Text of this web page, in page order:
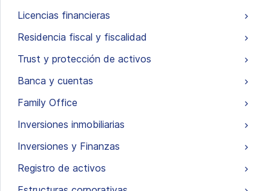
Licencias financieras
Residencia fiscal y fiscalidad
Trust y protección de activos
Banca y cuentas
Family Office
Inversiones inmobiliarias
Inversiones y Finanzas
Registro de activos